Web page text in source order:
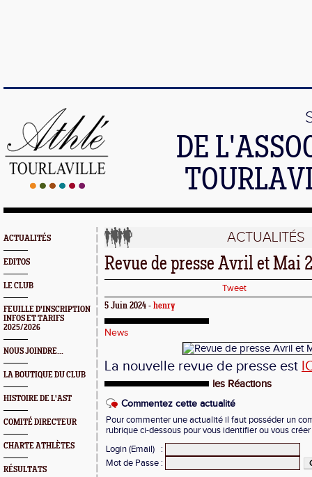
DE
ACTUALITÉS
EDITOS
LE CLUB
FEUILLE D'INSCRIPTION
INFOS ET TARIFS
2025/2026
NOUS JOINDRE...
LA BOUTIQUE DU CLUB
HISTOIRE DE L'AST
COMITÉ DIRECTEUR
CHARTE ATHLÈTES
RÉSULTATS
ACTUALITÉS
Revue de presse Avril et Mai
Tweet
5 Juin 2024 - henry
News
La nouvelle revue de presse est
les Réactions
Commentez cette actualité
Pour commenter une actualité il faut posséder un
rubrique ci-dessous pour vous identifier ou vous
Login (Email)
:
Mot de Passe :